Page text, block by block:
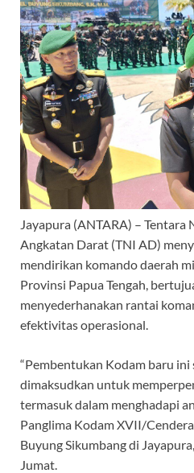
Jayapura (ANTARA) – Tentara
Angkatan Darat (TNI AD)
mendirikan komando daerah
Provinsi Papua Tengah,
menyederhanakan rantai
efektivitas operasional.
“Pembentukan Kodam baru
dimaksudkan untuk
termasuk dalam menghadapi
Panglima Kodam XVII/
Buyung Sikumbang di
Jumat.